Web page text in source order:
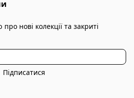
нові колекції та закриті
Підписатися